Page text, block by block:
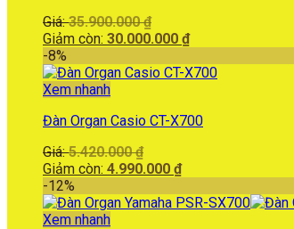
Giá:35.900.000₫
gốc
35.900.000 ₫.
Giảm còn: 30.000.000 ₫Giá
tại
-8%
Xem nhanh
Đàn Organ Casio CT-X700
Giá:5.420.000₫
gốc
5.420.000 ₫.
Giảm còn: 4.990.000 ₫Giá
tại
-12%
Xem nhanh